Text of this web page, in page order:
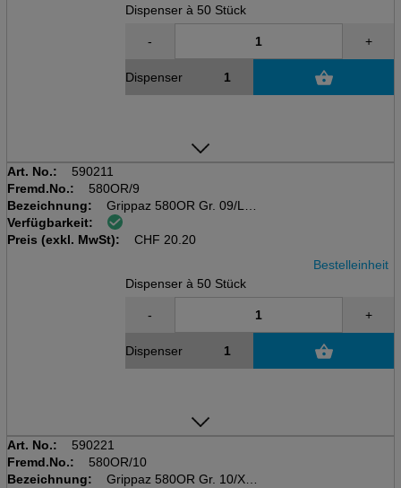
Dispenser à 50 Stück
- +
Dispenser
Art. No.:
590211
Fremd.No.:
580OR/9
Bezeichnung:
Grippaz 580OR Gr. 09/L
nitril, 0.15mm
orange, 24cm, Disp. 50 Stk
Verfügbarkeit:
Preis (exkl. MwSt):
CHF 20.20
Bestelleinheit
Dispenser à 50 Stück
- +
Dispenser
Art. No.:
590221
Fremd.No.:
580OR/10
Bezeichnung:
Grippaz 580OR Gr. 10/XL